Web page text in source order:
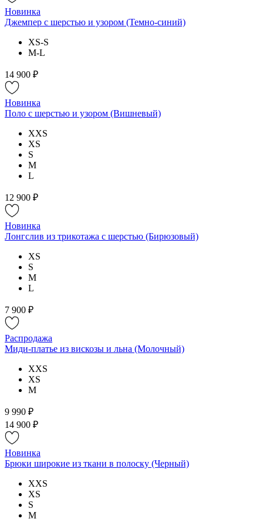
Новинка
Джемпер с шерстью и узором (Темно-синий)
XS-S
M-L
14 900 ₽
Новинка
Поло с шерстью и узором (Вишневый)
XXS
XS
S
M
L
12 900 ₽
Новинка
Лонгслив из трикотажа с шерстью (Бирюзовый)
XS
S
M
L
7 900 ₽
Распродажа
Миди-платье из вискозы и льна (Молочный)
XXS
XS
M
9 990 ₽
14 900 ₽
Новинка
Брюки широкие из ткани в полоску (Черный)
XXS
XS
S
M